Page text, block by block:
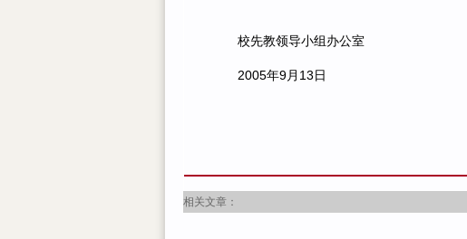
校先教领导小组办公室
2005年9月13日
相关文章：